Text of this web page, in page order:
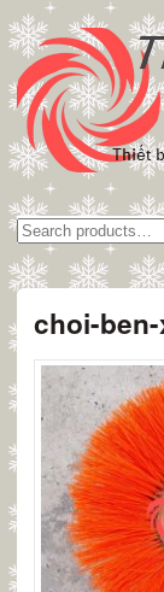
Tìm
kiếm:
choi-